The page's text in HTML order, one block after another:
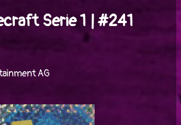
Serie 1 | #241
AG